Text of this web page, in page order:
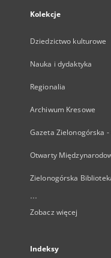
Kolekcje
Dziedzictwo kulturowe
Nauka i dydaktyka
Regionalia
Archiwum Kresowe
Gazeta Zielonogórska -
Otwarty
Zielonogórska
...
Zobacz więcej
Indeksy